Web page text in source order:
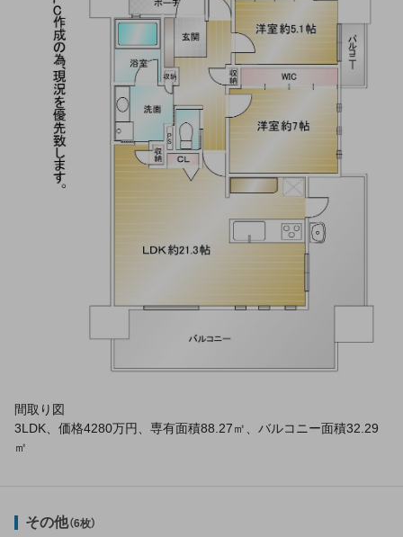
間取り図
3LDK、価格4280万円、専有面積88.27㎡、バルコニー面積32.29
㎡
その他（6枚）